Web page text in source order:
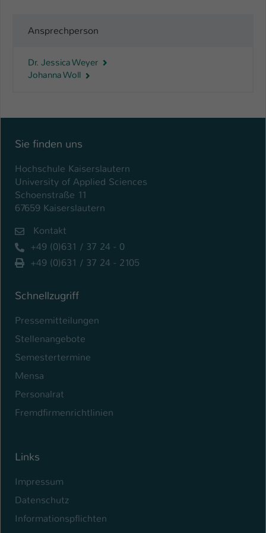
Ansprechperson
Dr. Jessica Weyer
Johanna Woll
Sie finden uns
Hochschule Kaiserslautern
University of Applied Sciences
Schoenstraße 11
67659 Kaiserslautern
Kontakt
+49 (0)631 / 37 24 - 0
+49 (0)631 / 37 24 - 2105
Schnellzugriff
Pressemitteilungen
Stellenangebote
Semestertermine
Mensa
Personalrat
Fremdfirmenrichtlinien
Links
Impressum
Datenschutz
Informationspflichten